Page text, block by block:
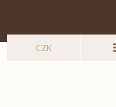
CZK